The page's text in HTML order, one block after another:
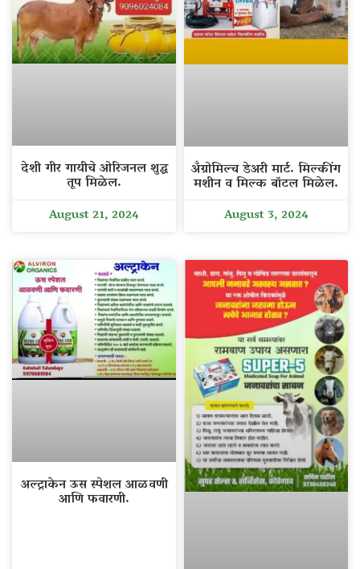
देशी गीर गायीचे ओरिजनल शुद्ध
तूप मिळेल.
August 21, 2024
अँग्रोमिल्च डेअरी मार्ट. मिल्कींग
मशीन व मिल्क बॉटल मिळेल.
August 3, 2024
अल्ट्राकेन ऊस स्पेशल आळवणी
आणि फवारणी.